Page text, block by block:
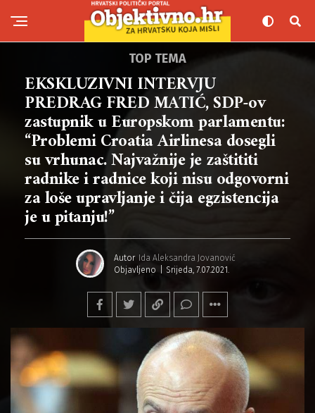
TOP TEMA
EKSKLUZIVNI INTERVJU
PREDRAG FRED MATIĆ, SDP-ov
zastupnik u Europskom parlamentu:
“Problemi Croatia Airlinesa dosegli
su vrhunac. Najvažnije je zaštititi
radnike i radnice koji nisu odgovorni
za loše upravljanje i čija egzistencija
je u pitanju!”
Autor Ida Aleksandra Jovanović
Objavljeno
Srijeda, 7.07.2021.